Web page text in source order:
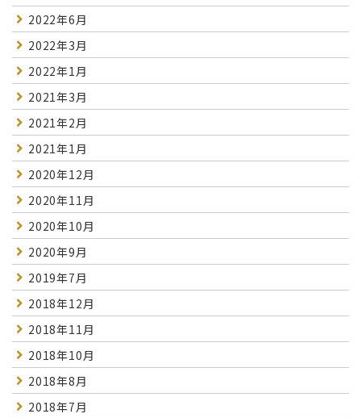
2022年6月
2022年3月
2022年1月
2021年3月
2021年2月
2021年1月
2020年12月
2020年11月
2020年10月
2020年9月
2019年7月
2018年12月
2018年11月
2018年10月
2018年8月
2018年7月